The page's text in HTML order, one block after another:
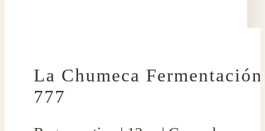
La Chumeca Fermentación
777